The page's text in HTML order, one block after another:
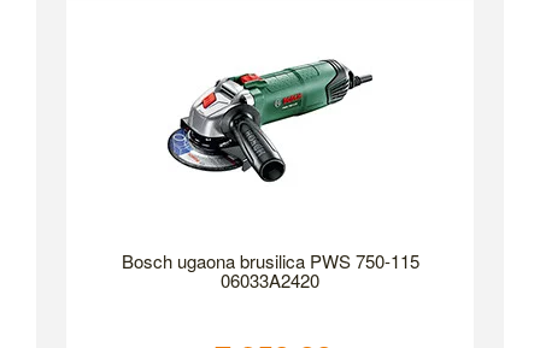
Bosch ugaona brusilica PWS 750-115
06033A2420